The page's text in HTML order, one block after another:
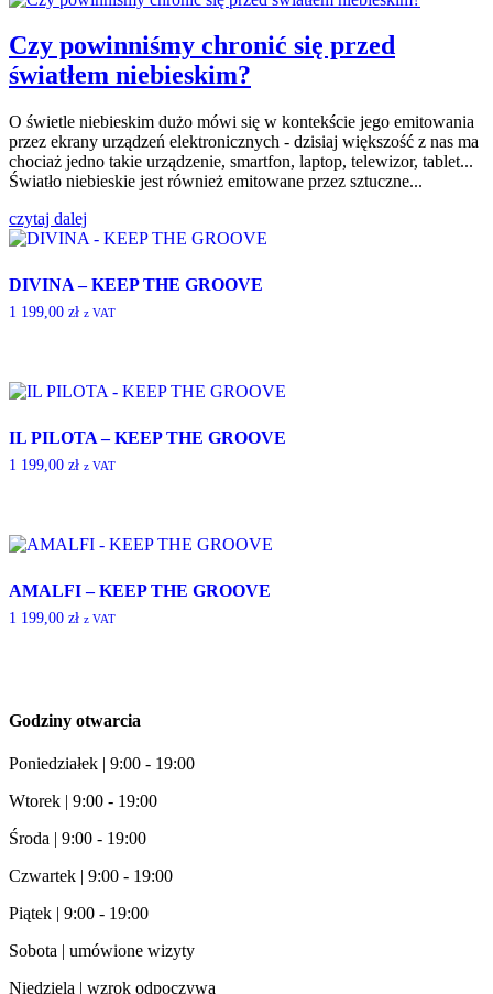
Czy powinniśmy chronić się przed
światłem niebieskim?
O świetle niebieskim dużo mówi się w kontekście jego emitowania
przez ekrany urządzeń elektronicznych - dzisiaj większość z nas ma
chociaż jedno takie urządzenie, smartfon, laptop, telewizor, tablet...
Światło niebieskie jest również emitowane przez sztuczne...
czytaj dalej
DIVINA – KEEP THE GROOVE
1 199,00 zł z VAT
IL PILOTA – KEEP THE GROOVE
1 199,00 zł z VAT
AMALFI – KEEP THE GROOVE
1 199,00 zł z VAT
Godziny otwarcia
Poniedziałek | 9:00 - 19:00
Wtorek | 9:00 - 19:00
Środa | 9:00 - 19:00
Czwartek | 9:00 - 19:00
Piątek | 9:00 - 19:00
Sobota | umówione wizyty
Niedziela | wzrok odpoczywa